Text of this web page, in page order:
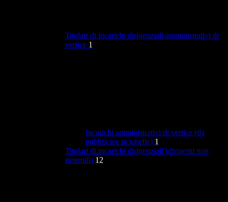
Titolari di incarichi dirigenziali amministrativi di
vertice 1
Incarichi amministrativi di vertice (da
pubblicare in tabelle) 1
Titolari di incarichi dirigenziali (dirigenti non
generali) 12